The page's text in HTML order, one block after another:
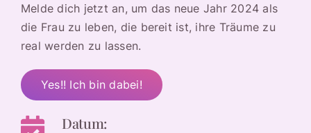
Melde dich jetzt an, um das neue Jahr 2024 als
die Frau zu leben, die bereit ist, ihre Träume zu
real werden zu lassen.
Yes!! Ich bin dabei!
Datum: